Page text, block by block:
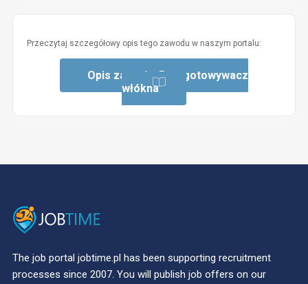
Przeczytaj szczegółowy opis tego zawodu w naszym portalu:
Opis zawodu: Przygotowywacz
włókna
The job portal jobtime.pl has been supporting recruitment
processes since 2007. You will publish job offers on our